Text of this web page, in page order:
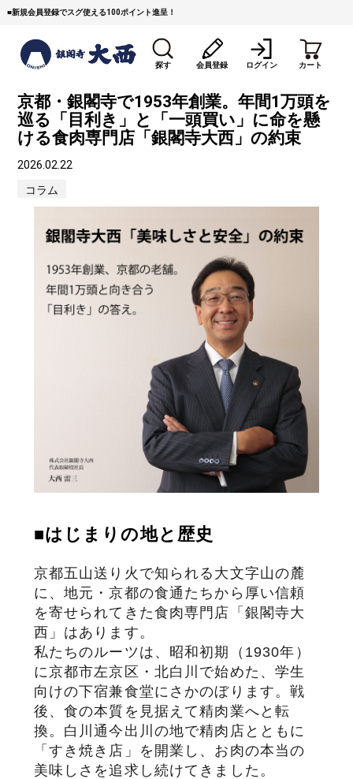
■新規会員登録でスグ使える100ポイント進呈！
探す
焼豚など（豚肉の加工
品）
牛丼など（牛肉の加工
カレー・コロッケ・ハン
千代幻豚 贈り物・ギフト
会員登録 ログイン カート
京都・銀閣寺で1953年創業。年間1万頭を
巡る「目利き」と「一頭買い」に命を懸
ける食肉専門店「銀閣寺大西」の約束
2026.02.22
コラム
■はじまりの地と歴史
京都五山送り火で知られる大文字山の麓
に、地元・京都の食通たちから厚い信頼
を寄せられてきた食肉専門店「銀閣寺大
西」はあります。
私たちのルーツは、昭和初期（1930年）
に京都市左京区・北白川で始めた、学生
向けの下宿兼食堂にさかのぼります。戦
後、食の本質を見据えて精肉業へと転
換。白川通今出川の地で精肉店とともに
「すき焼き店」を開業し、お肉の本当の
美味しさを追求し続けてきました。